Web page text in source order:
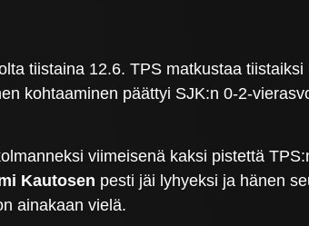
tiistaina 12.6. TPS matkustaa
kohtaaminen päättyi SJK:n 0-2-
viimeisenä kaksi pistettä
Kautosen pesti jäi lyhyeksi ja hänen
ainakaan vielä.